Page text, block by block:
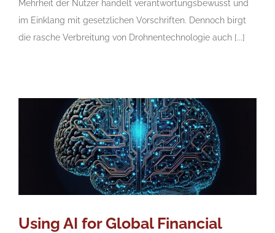
Mehrheit der Nutzer handelt verantwortungsbewusst und
im Einklang mit gesetzlichen Vorschriften. Dennoch birgt
die rasche Verbreitung von Drohnentechnologie auch [...]
Using AI for Global Financial